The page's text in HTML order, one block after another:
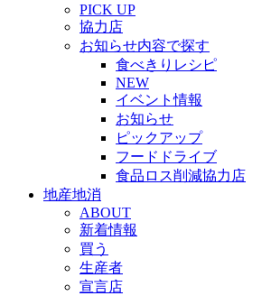
PICK UP
協力店
お知らせ内容で探す
食べきりレシピ
NEW
イベント情報
お知らせ
ピックアップ
フードドライブ
食品ロス削減協力店
地産地消
ABOUT
新着情報
買う
生産者
宣言店